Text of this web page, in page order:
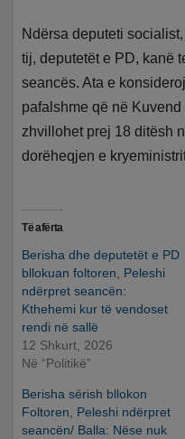
Ndërsa deputeti
tij, deputetët e PD, kanë
seancës. Ata e
pafalshme që në
zhvillohet prej 18 ditësh
dorëheqjen e
Të afërta
Berisha dhe deputetët e PD
bllokuan foltoren, Peleshi
ndërpret seancën:
Kthehemi kur të vendoset
rendi në sallë
12 Shkurt, 2026
Në “Politikë”
Berisha sërish bllokon
Foltoren, Peleshi ndërpret
seancën/ Balla: Nëse nuk